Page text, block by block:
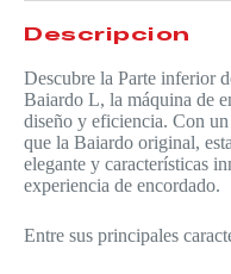
Descripción
Descubre la Parte inferior
Baiardo L, la máquina de
diseño y eficiencia. Con
que la Baiardo original,
elegante y características
experiencia de encordado.
Entre sus principales